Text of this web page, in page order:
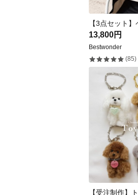
13,800円
Bestwonder
(85)